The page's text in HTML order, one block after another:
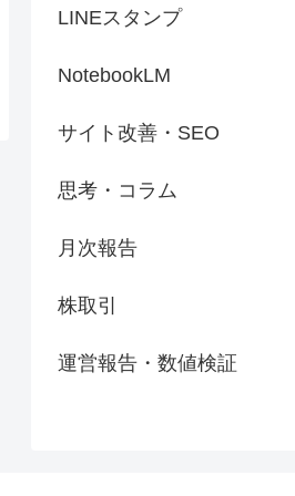
LINEスタンプ
NotebookLM
サイト改善・SEO
思考・コラム
月次報告
株取引
運営報告・数値検証